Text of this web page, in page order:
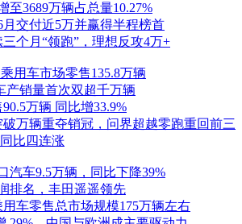
至3689万辆占总量10.27%
交付近5万并赢得半程榜首
个月“领跑”，理想反攻4万+
用车市场零售135.8万辆
产销量首次双超千万辆
万辆 同比增33.9%
万辆重夺销冠，问界超越零跑重回前三
比四连涨
汽车9.5万辆，同比下降39%
排名，丰田遥遥领先
车零售总市场规模175万辆左右